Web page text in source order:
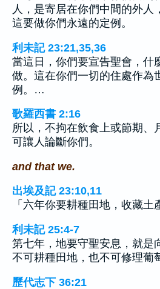
人，是寄居在你們中間的外人
這要做你們永遠的定例。
利未記 23:21,35,36
當這日，你們要宣告聖會，什
做。這在你們一切的住處作為
例。…
歌羅西書 2:16
所以，不拘在飲食上或節期、
可讓人論斷你們。
and that we.
出埃及記 23:10,11
「六年你要耕種田地，收藏
利未記 25:4-7
第七年，地要守聖安息，就是
不可耕種田地，也不可修理葡
歷代志下 36:21